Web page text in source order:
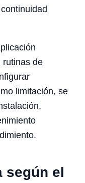
rutinas de
limitación, se
según el